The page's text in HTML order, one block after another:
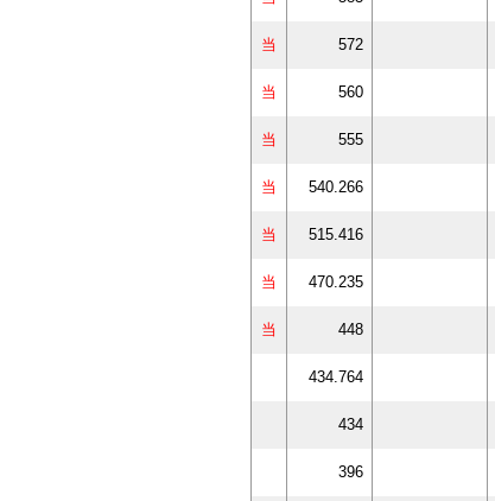
当 572
当 560
当 555
当 540.266
当 515.416
当 470.235
当 448
434.764
434
396